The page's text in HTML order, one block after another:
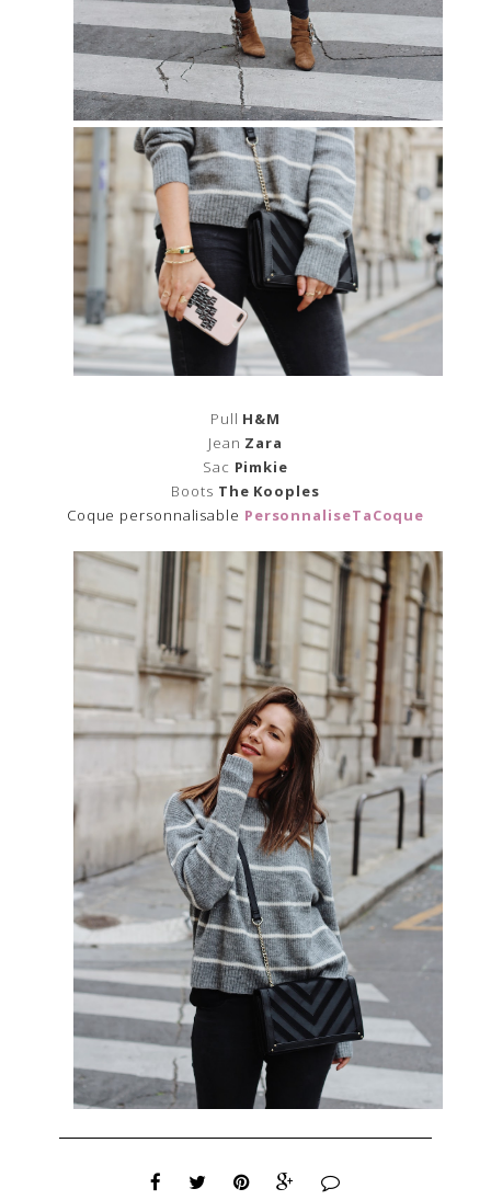
Pull H&M
Jean Zara
Sac Pimkie
Boots The Kooples
Coque personnalisable PersonnaliseTaCoque